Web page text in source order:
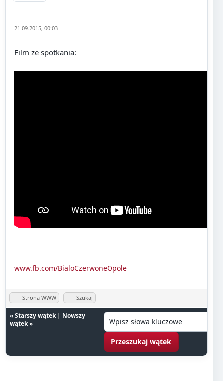
21.09.2015, 00:03
Film ze spotkania:
www.fb.com/BialoCzerwoneOpole
Strona WWW Szukaj
«Starszy wątek| Nowszy
wątek»